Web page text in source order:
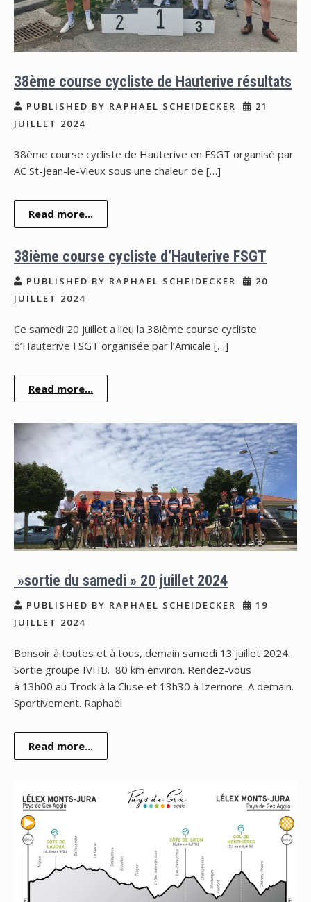
38ème course cycliste de Hauterive résultats
PUBLISHED BY RAPHAEL SCHEIDECKER
21
JUILLET 2024
38ème course cycliste de Hauterive en FSGT organisé par
AC St-Jean-le-Vieux sous une chaleur de […]
Read more...
38ième course cycliste d’Hauterive FSGT
PUBLISHED BY RAPHAEL SCHEIDECKER
20
JUILLET 2024
Ce samedi 20 juillet a lieu la 38ième course cycliste
d’Hauterive FSGT organisée par l’Amicale […]
Read more...
»sortie du samedi » 20 juillet 2024
PUBLISHED BY RAPHAEL SCHEIDECKER
19
JUILLET 2024
Bonsoir à toutes et à tous, demain samedi 13 juillet 2024.
Sortie groupe IVHB. 80 km environ. Rendez-vous
à 13h00 au Trock à la Cluse et 13h30 à Izernore. A demain.
Sportivement. Raphaël
Read more...